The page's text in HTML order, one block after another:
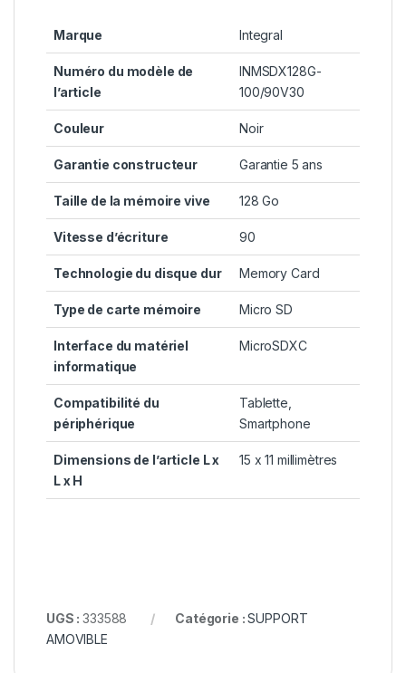
Marque Integral
Numéro du modèle de
l’article
INMSDX128G-
100/90V30
Couleur Noir
Garantie constructeur Garantie 5 ans
Taille de la mémoire vive 128 Go
Vitesse d’écriture 90
Technologie du disque dur Memory Card
Type de carte mémoire Micro SD
Interface du matériel
informatique
MicroSDXC
Compatibilité du
périphérique
Tablette,
Smartphone
Dimensions de l’article L x
L x H
15 x 11 millimètres
UGS :333588 Catégorie :SUPPORT
AMOVIBLE